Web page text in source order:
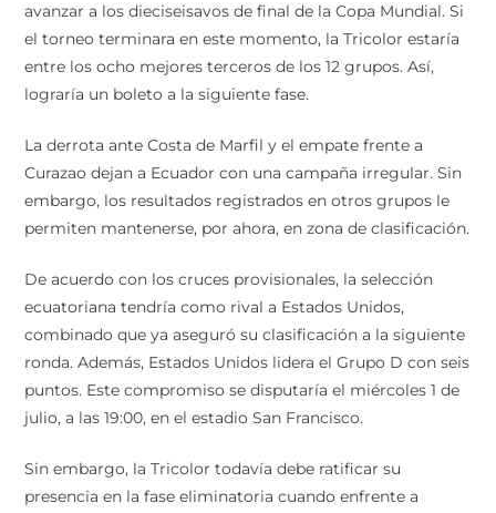
avanzar a los dieciseisavos de final de la Copa Mundial. Si
el torneo terminara en este momento, la Tricolor estaría
entre los ocho mejores terceros de los 12 grupos. Así,
lograría un boleto a la siguiente fase.
La derrota ante Costa de Marfil y el empate frente a
Curazao dejan a Ecuador con una campaña irregular. Sin
embargo, los resultados registrados en otros grupos le
permiten mantenerse, por ahora, en zona de clasificación.
De acuerdo con los cruces provisionales, la selección
ecuatoriana tendría como rival a Estados Unidos,
combinado que ya aseguró su clasificación a la siguiente
ronda. Además, Estados Unidos lidera el Grupo D con seis
puntos. Este compromiso se disputaría el miércoles 1 de
julio, a las 19:00, en el estadio San Francisco.
Sin embargo, la Tricolor todavía debe ratificar su
presencia en la fase eliminatoria cuando enfrente a